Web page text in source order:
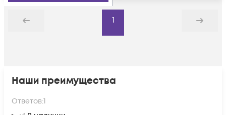
Назад
1
Дальше
Наши преимущества
Ответов:1